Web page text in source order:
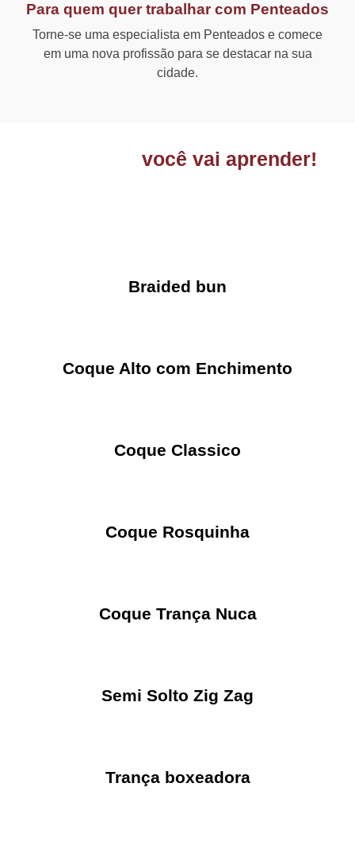
Para quem quer trabalhar com Penteados
Torne-se uma especialista em Penteados e comece
em uma nova profissão para se destacar na sua
cidade.
você vai aprender!
Braided bun
Coque Alto com Enchimento
Coque Classico
Coque Rosquinha
Coque Trança Nuca
Semi Solto Zig Zag
Trança boxeadora